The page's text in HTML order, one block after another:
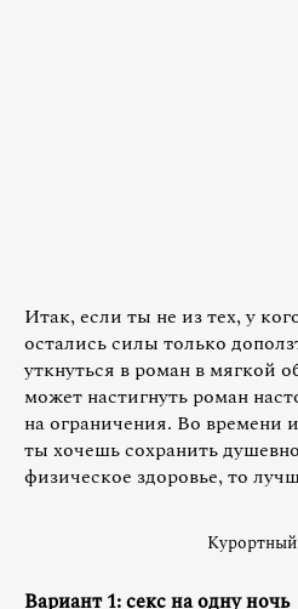
Итак, если ты не из тех, у
остались силы только
уткнуться в роман в мягкой
может настигнуть роман
на ограничения. Во времени
ты хочешь сохранить
физическое здоровье, то
Вариант 1: секс на одну ночь